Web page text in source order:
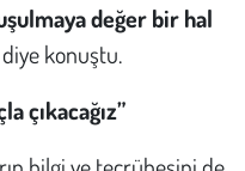
değer bir hal
diye konuştu.
çıkacağız”